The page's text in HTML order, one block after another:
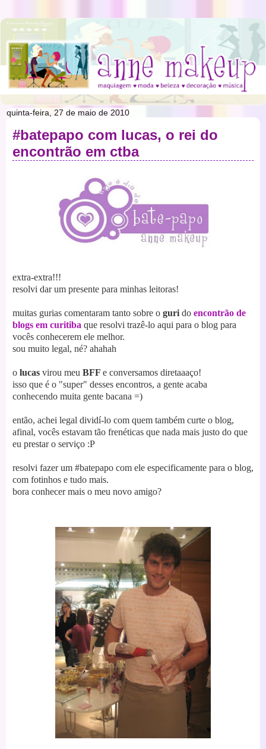
quinta-feira, 27 de maio de 2010
#batepapo com lucas, o rei do
encontrão em ctba
extra-extra!!!
resolvi dar um presente para minhas leitoras!
muitas gurias comentaram tanto sobre o guri do encontrão de
blogs em curitiba que resolvi trazê-lo aqui para o blog para
vocês conhecerem ele melhor.
sou muito legal, né? ahahah
o lucas virou meu BFF e conversamos diretaaaço!
isso que é o "super" desses encontros, a gente acaba
conhecendo muita gente bacana =)
então, achei legal dividí-lo com quem também curte o blog,
afinal, vocês estavam tão frenéticas que nada mais justo do que
eu prestar o serviço :P
resolvi fazer um #batepapo com ele especificamente para o blog,
com fotinhos e tudo mais.
bora conhecer mais o meu novo amigo?